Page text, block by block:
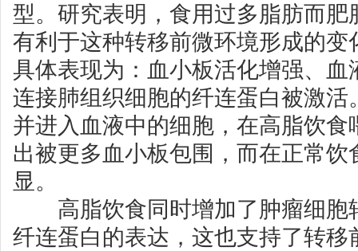
型。研究表明，食用过多脂肪而肥
有利于这种转移前微环境形成的变
具体表现为：血小板活化增强、血
连接肺组织细胞的纤连蛋白被激活
并进入血液中的细胞，在高脂饮
出被更多血小板包围，而在正常饮
显。
高脂饮食同时增加了肿瘤细胞
纤连蛋白的表达，这也支持了转移